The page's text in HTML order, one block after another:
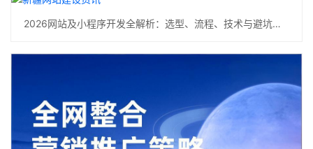
2026网站及小程序开发全解析：选型、流程、技术与避坑指南